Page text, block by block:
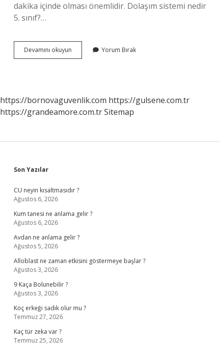
dakika içinde olması önemlidir. Dolaşım sistemi nedir
5. sınıf?…
Devamını okuyun Dolaşım
Sistemini
Görevleri
Nelerdir
Yorum Bırak
https://bornovaguvenlik.com https://gulsene.com.tr
https://grandeamore.com.trSitemap
Sidebar
Son Yazılar
CU neyin kısaltmasıdır ?
Ağustos 6, 2026
Kum tanesi ne anlama gelir ?
Ağustos 6, 2026
Avdan ne anlama gelir ?
Ağustos 5, 2026
Alloblast ne zaman etkisini göstermeye başlar ?
Ağustos 3, 2026
9 Kaça Bolunebilir ?
Ağustos 3, 2026
Koç erkeği sadık olur mu ?
Temmuz 27, 2026
Kaç tür zeka var ?
Temmuz 25, 2026